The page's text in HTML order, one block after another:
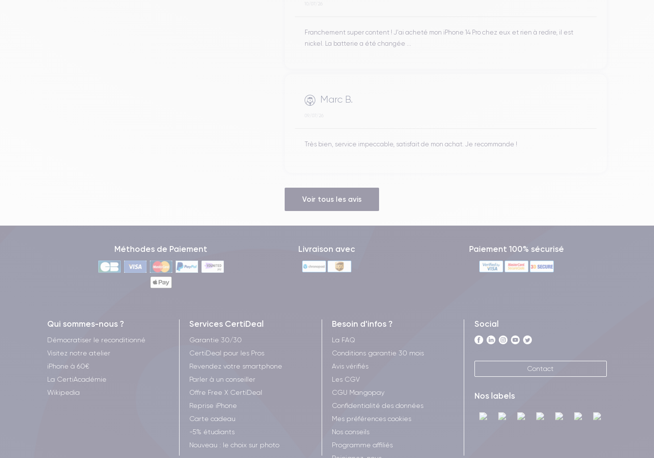
10/07/26
Franchement super content ! J'ai acheté mon iPhone 14 Pro chez eux et rien à redire, il est
nickel. La batterie a été changée ...
Marc B.
09/07/26
Très bien, service impeccable, satisfait de mon achat. Je recommande !
Voir tous les avis
Méthodes de Paiement Livraison avec Paiement 100% sécurisé
Qui sommes-nous ?
Démocratiser le reconditionné
Visitez notre atelier
iPhone à 60€
La CertiAcadémie
Wikipedia
Services CertiDeal
Garantie 30/30
CertiDeal pour les Pros
Revendez votre smartphone
Parler à un conseiller
Offre Free X CertiDeal
Reprise iPhone
Carte cadeau
-5% étudiants
Nouveau : le choix sur photo
Besoin d'infos ?
La FAQ
Conditions garantie 30 mois
Avis vérifiés
Les CGV
CGU Mangopay
Confidentialité des données
Mes préférences cookies
Nos conseils
Programme affiliés
Social
Contact
Nos labels